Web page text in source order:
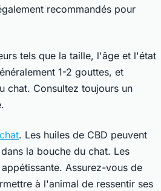
recommandés pour
tels que la taille, l'âge et l'état
1-2 gouttes, et
chat. Consultez toujours un
. Les huiles de CBD peuvent
la bouche du chat. Les
Assurez-vous de
à l'animal de ressentir ses